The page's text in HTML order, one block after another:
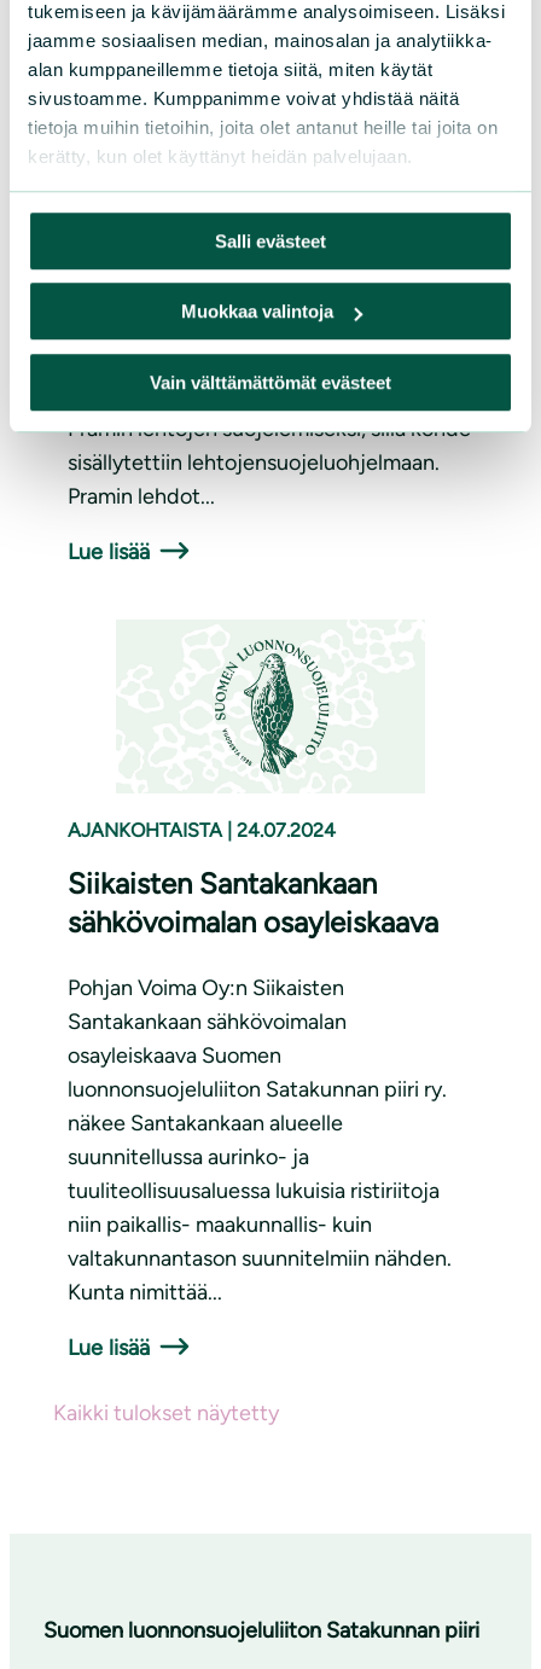
tukemiseen ja kävijämäärämme analysoimiseen. Lisäksi
jaamme sosiaalisen median, mainosalan ja analytiikka-
alan kumppaneillemme tietoja siitä, miten käytät
sivustoamme. Kumppanimme voivat yhdistää näitä
tietoja muihin tietoihin, joita olet antanut heille tai joita on
kerätty, kun olet käyttänyt heidän palvelujaan.
Salli evästeet
Muokkaa valintoja
Vain välttämättömät evästeet
ARTIKKELIT | 07.02.2025
Arkinmäki
luonnonsuojelualueen hankintaan muun
muassa pitämällä luontopuotia. He tekivät
1980-luvulla tuloksekasta työtä myös
Pramin lehtojen suojelemiseksi, sillä kohde
sisällytettiin lehtojensuojeluohjelmaan.
Pramin lehdot...
Lue lisää
AJANKOHTAISTA 24.07.2024
Siikaisten Santakankaan
sähkövoimalan osayleiskaava
Pohjan Voima Oy:n Siikaisten
Santakankaan sähkövoimalan
osayleiskaava Suomen
luonnonsuojeluliiton Satakunnan piiri ry.
näkee Santakankaan alueelle
suunnitellussa aurinko- ja
tuuliteollisuusaluessa lukuisia ristiriitoja
niin paikallis- maakunnallis- kuin
valtakunnantason suunnitelmiin nähden.
Kunta nimittää...
Lue lisää
Kaikki tulokset näytetty
Suomen luonnonsuojeluliiton Satakunnan piiri